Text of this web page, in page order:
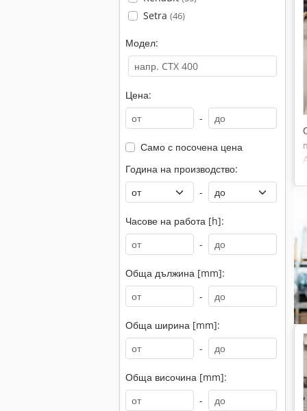
Setra (46)
Модел:
Цена:
-
Само с посочена цена
Година на производство:
-
Часове на работа [h]:
-
Обща дължина [mm]:
-
Обща ширина [mm]:
-
Обща височина [mm]:
-